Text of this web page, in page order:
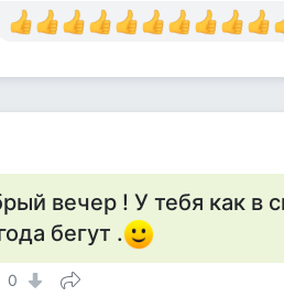
вечер ! У тебя как в
бегут .
0